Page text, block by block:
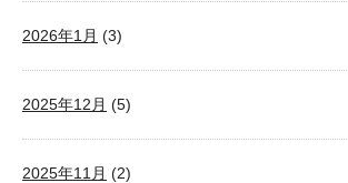
2026年1月 (3)
2025年12月 (5)
2025年11月 (2)